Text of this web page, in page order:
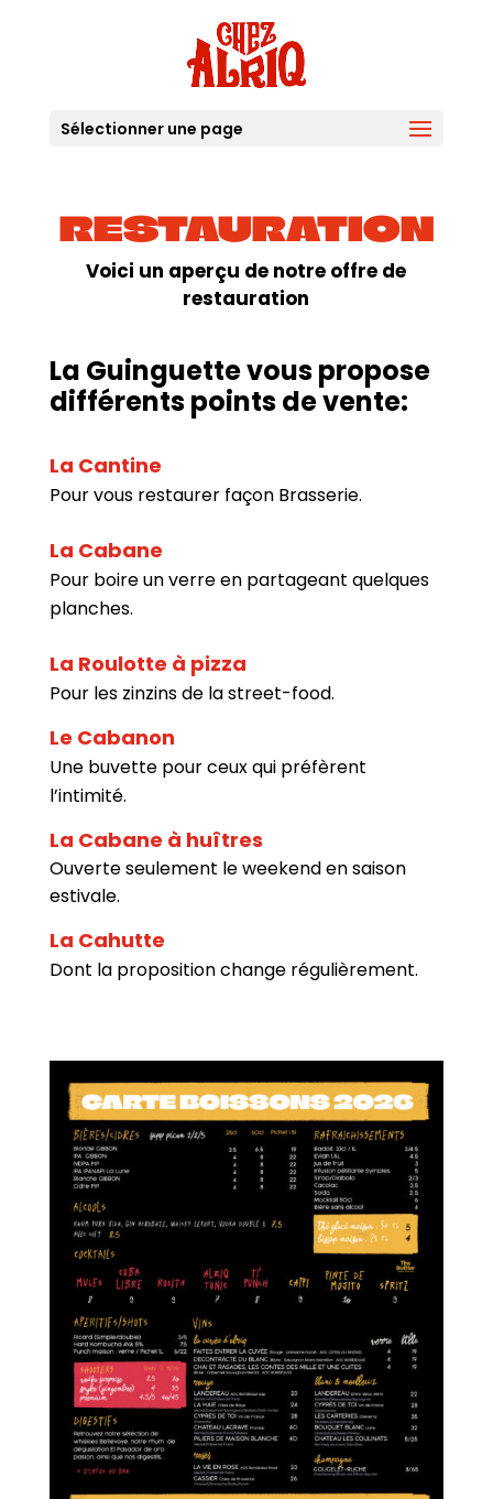
Sélectionner une page
RESTAURATION
Voici un aperçu de notre offre de
restauration
La Guinguette vous propose
différents points de vente:
La Cantine
Pour vous restaurer façon Brasserie.
La Cabane
Pour boire un verre en partageant quelques
planches.
La Roulotte à pizza
Pour les zinzins de la street-food.
Le Cabanon
Une buvette pour ceux qui préfèrent
l’intimité.
La Cabane à huîtres
Ouverte seulement le weekend en saison
estivale.
La Cahutte
Dont la proposition change régulièrement.